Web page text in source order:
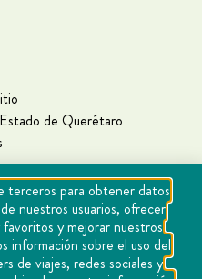
de Querétaro
terceros para obtener datos
nuestros usuarios, ofrecer
y mejorar nuestros
información sobre el uso del
de viajes, redes sociales y